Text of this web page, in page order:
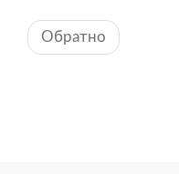
Обратно